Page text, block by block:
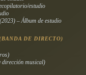
estudio
– Álbum de estudio
DE DIRECTO)
dirección musical)